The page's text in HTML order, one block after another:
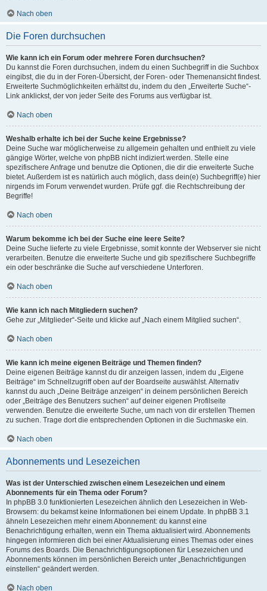
Nach oben
Die Foren durchsuchen
Wie kann ich ein Forum oder mehrere Foren durchsuchen?
Du kannst die Foren durchsuchen, indem du einen Suchbegriff in die Suchbox
eingibst, die du in der Foren-Übersicht, der Foren- oder Themenansicht findest.
Erweiterte Suchmöglichkeiten erhältst du, indem du den „Erweiterte Suche“-
Link anklickst, der von jeder Seite des Forums aus verfügbar ist.
Nach oben
Weshalb erhalte ich bei der Suche keine Ergebnisse?
Deine Suche war möglicherweise zu allgemein gehalten und enthielt zu viele
gängige Wörter, welche von phpBB nicht indiziert werden. Stelle eine
spezifischere Anfrage und benutze die Optionen, die dir die erweiterte Suche
bietet. Außerdem ist es natürlich auch möglich, dass dein(e) Suchbegriff(e) hier
nirgends im Forum verwendet wurden. Prüfe ggf. die Rechtschreibung der
Begriffe!
Nach oben
Warum bekomme ich bei der Suche eine leere Seite?
Deine Suche lieferte zu viele Ergebnisse, somit konnte der Webserver sie nicht
verarbeiten. Benutze die erweiterte Suche und gib spezifischere Suchbegriffe
ein oder beschränke die Suche auf verschiedene Unterforen.
Nach oben
Wie kann ich nach Mitgliedern suchen?
Gehe zur „Mitglieder“-Seite und klicke auf „Nach einem Mitglied suchen“.
Nach oben
Wie kann ich meine eigenen Beiträge und Themen finden?
Deine eigenen Beiträge kannst du dir anzeigen lassen, indem du „Eigene
Beiträge“ im Schnellzugriff oben auf der Boardseite auswählst. Alternativ
kannst du auch „Deine Beiträge anzeigen“ in deinem persönlichen Bereich
oder „Beiträge des Benutzers suchen“ auf deiner eigenen Profilseite
verwenden. Benutze die erweiterte Suche, um nach von dir erstellen Themen
zu suchen. Trage dort die entsprechenden Optionen in die Suchmaske ein.
Nach oben
Abonnements und Lesezeichen
Was ist der Unterschied zwischen einem Lesezeichen und einem
Abonnements für ein Thema oder Forum?
In phpBB 3.0 funktionierten Lesezeichen ähnlich den Lesezeichen in Web-
Browsern: du bekamst keine Informationen bei einem Update. In phpBB 3.1
ähneln Lesezeichen mehr einem Abonnement: du kannst eine
Benachrichtigung erhalten, wenn ein Thema aktualisiert wird. Abonnements
hingegen informieren dich bei einer Aktualisierung eines Themas oder eines
Forums des Boards. Die Benachrichtigungsoptionen für Lesezeichen und
Abonnements können im persönlichen Bereich unter „Benachrichtigungen
einstellen“ geändert werden.
Nach oben